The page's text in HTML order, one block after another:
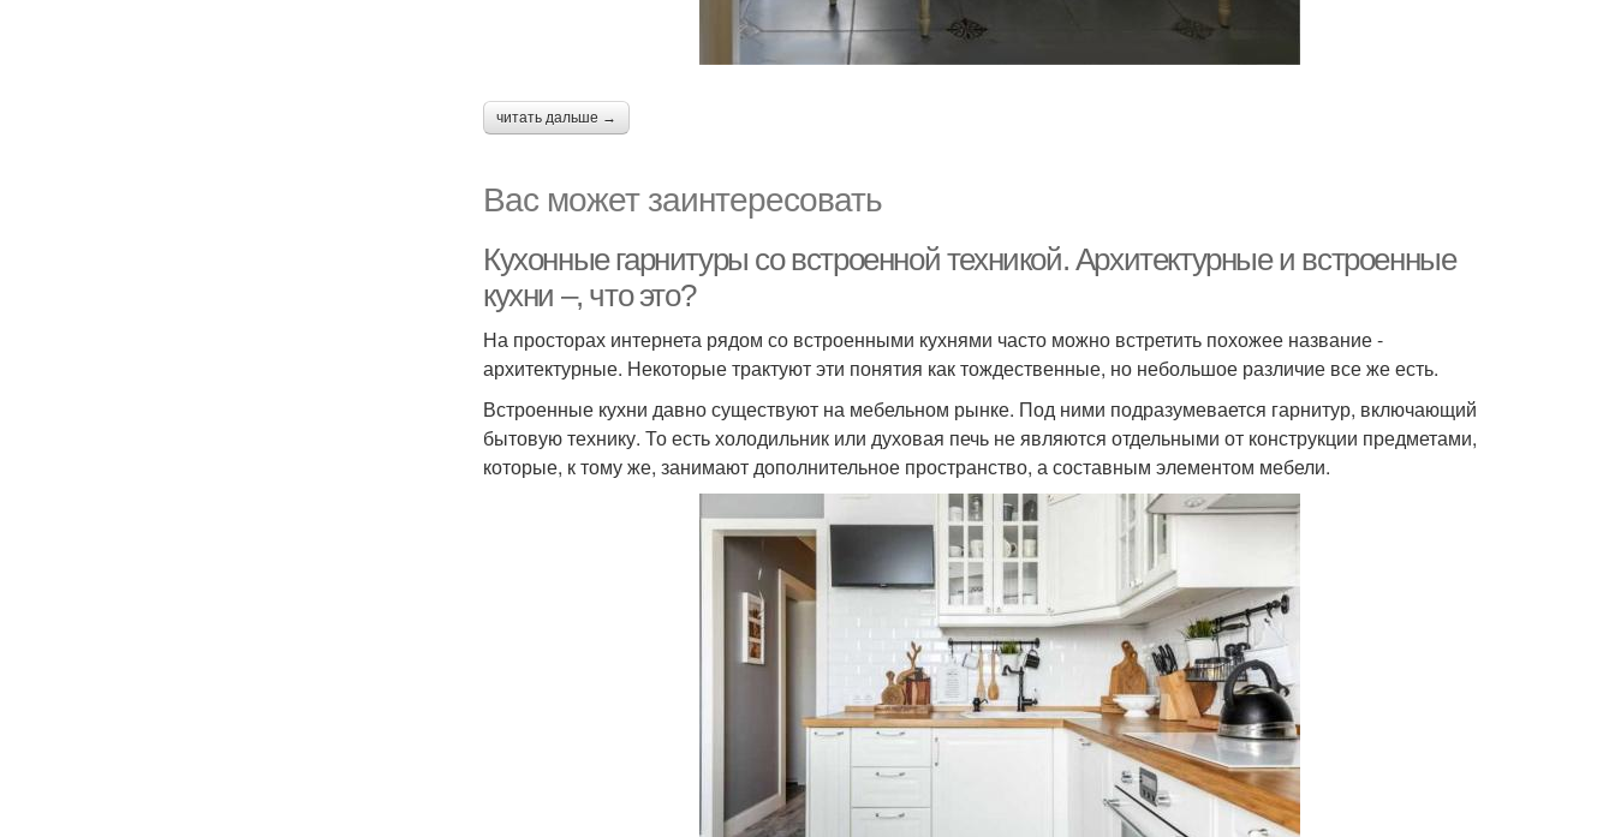
читать дальше →
Вас может заинтересовать
Кухонные гарнитуры со встроенной техникой. Архитектурные и встроенные
кухни –, что это?
На просторах интернета рядом со встроенными кухнями часто можно встретить похожее название -
архитектурные. Некоторые трактуют эти понятия как тождественные, но небольшое различие все же есть.
Встроенные кухни давно существуют на мебельном рынке. Под ними подразумевается гарнитур, включающий
бытовую технику. То есть холодильник или духовая печь не являются отдельными от конструкции предметами,
которые, к тому же, занимают дополнительное пространство, а составным элементом мебели.